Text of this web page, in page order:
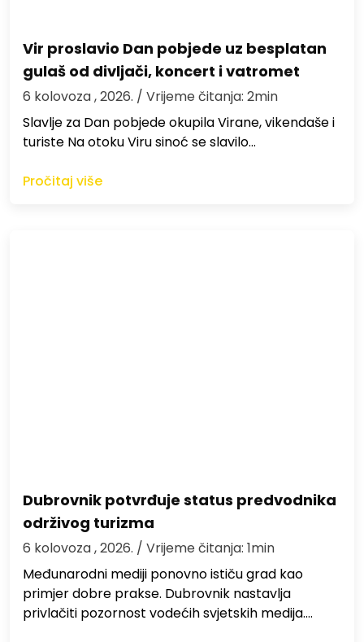
Vir proslavio Dan pobjede uz besplatan
gulaš od divljači, koncert i vatromet
6 kolovoza , 2026. / Vrijeme čitanja: 2min
Slavlje za Dan pobjede okupila Virane, vikendaše i
turiste Na otoku Viru sinoć se slavilo…
Pročitaj više
Dubrovnik potvrđuje status predvodnika
održivog turizma
6 kolovoza , 2026. / Vrijeme čitanja: 1min
Međunarodni mediji ponovno ističu grad kao
primjer dobre prakse. Dubrovnik nastavlja
privlačiti pozornost vodećih svjetskih medija.…